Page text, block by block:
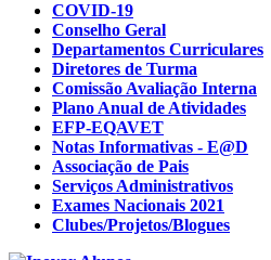
COVID-19
Conselho Geral
Departamentos Curriculares
Diretores de Turma
Comissão Avaliação Interna
Plano Anual de Atividades
EFP-EQAVET
Notas Informativas - E@D
Associação de Pais
Serviços Administrativos
Exames Nacionais 2021
Clubes/Projetos/Blogues